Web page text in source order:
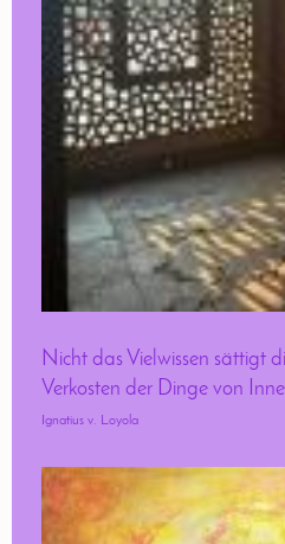
Nicht das Vielwissen sättigt
Verkosten der Dinge von
Ignatius v. Loyola